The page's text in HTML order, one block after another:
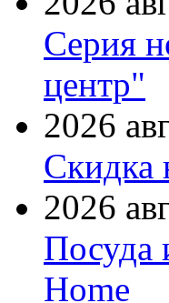
Серия
центр"
2026
Скидка
2026
Посуда
Home